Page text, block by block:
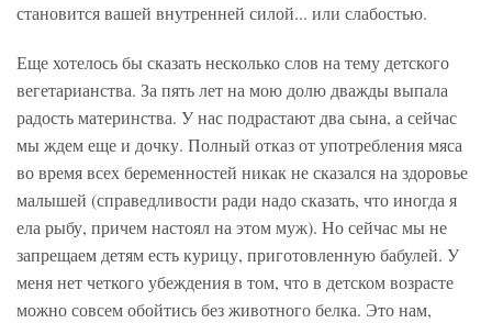
становится вашей внутренней силой... или слабостью.
Еще хотелось бы сказать несколько слов на тему детского
вегетарианства. За пять лет на мою долю дважды выпала
радость материнства. У нас подрастают два сына, а сейчас
мы ждем еще и дочку. Полный отказ от употребления мяса
во время всех беременностей никак не сказался на здоровье
малышей (справедливости ради надо сказать, что иногда я
ела рыбу, причем настоял на этом муж). Но сейчас мы не
запрещаем детям есть курицу, приготовленную бабулей. У
меня нет четкого убеждения в том, что в детском возрасте
можно совсем обойтись без животного белка. Это нам,